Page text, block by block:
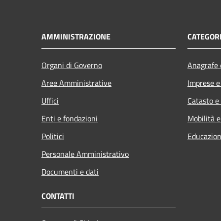
AMMINISTRAZIONE
Organi di Governo
Aree Amministrative
Uffici
Enti e fondazioni
Politici
Personale Amministrativo
Documenti e dati
Imprese
Catasto
Mobilità
CONTATTI